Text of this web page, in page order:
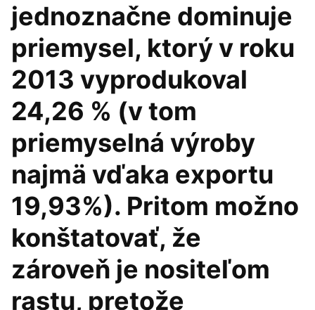
jednoznačne dominuje
priemysel, ktorý v roku
2013 vyprodukoval
24,26 % (v tom
priemyselná výroby
najmä vďaka exportu
19,93%). Pritom možno
konštatovať, že
zároveň je nositeľom
rastu, pretože